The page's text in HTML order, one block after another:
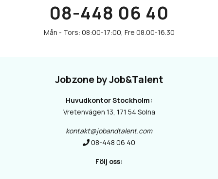
08-448 06 40
Jobzone by Job&Talent
Huvudkontor Stockholm:
Vretenvägen 13, 171 54 Solna
kontakt@jobandtalent.com
08-448 06 40
Följ oss: